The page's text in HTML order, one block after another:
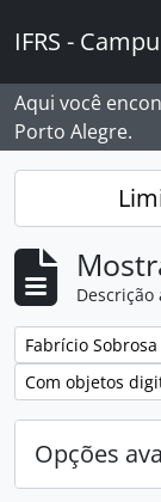
IFRS -
Aqui você
Porto Alegre.
Remover filtro:
Fabrício
Remover filtro:
Com objetos
Opções